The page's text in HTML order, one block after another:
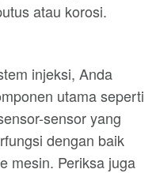
atau korosi.
injeksi, Anda
utama seperti
sensor yang
dengan baik
mesin. Periksa juga